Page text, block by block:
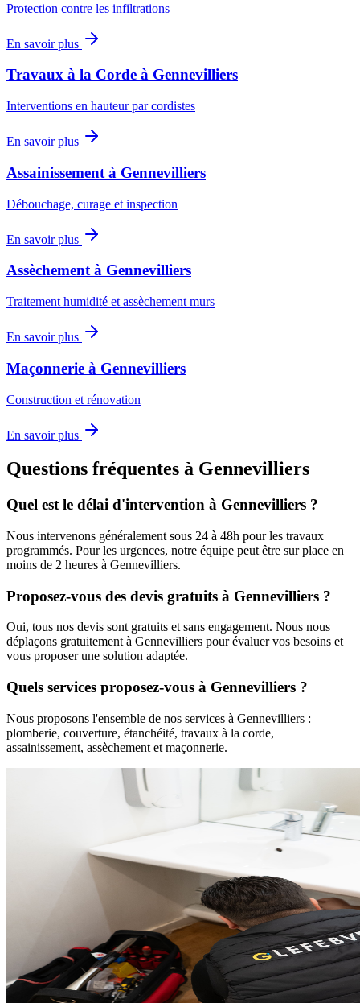
Protection contre les infiltrations
En savoir plus
Travaux à la Corde à Gennevilliers
Interventions en hauteur par cordistes
En savoir plus
Assainissement à Gennevilliers
Débouchage, curage et inspection
En savoir plus
Assèchementà Gennevilliers
Traitement humidité et assèchement murs
En savoir plus
Maçonnerie à Gennevilliers
Construction et rénovation
En savoir plus
Questions fréquentes à Gennevilliers
Quel est le délai d'intervention à Gennevilliers ?
Nous intervenons généralement sous 24 à 48h pour les travaux
programmés. Pour les urgences, notre équipe peut être sur place en
moins de 2 heures à Gennevilliers.
Proposez-vous des devis gratuits à Gennevilliers ?
Oui, tous nos devis sont gratuits et sans engagement. Nous nous
déplaçons gratuitement à Gennevilliers pour évaluer vos besoins et
vous proposer une solution adaptée.
Quels services proposez-vous à Gennevilliers ?
Nous proposons l'ensemble de nos services à Gennevilliers :
plomberie, couverture, étanchéité, travaux à la corde,
assainissement, assèchement et maçonnerie.